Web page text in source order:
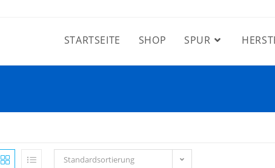
STARTSEITE SHOP SPUR
Standardsortierung